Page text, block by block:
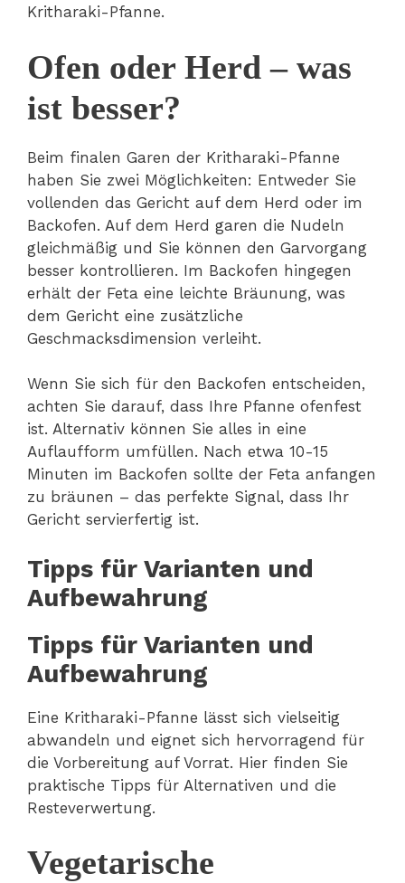
Kritharaki-Pfanne.
Ofen oder Herd – was
ist besser?
Beim finalen Garen der Kritharaki-Pfanne
haben Sie zwei Möglichkeiten: Entweder Sie
vollenden das Gericht auf dem Herd oder im
Backofen. Auf dem Herd garen die Nudeln
gleichmäßig und Sie können den Garvorgang
besser kontrollieren. Im Backofen hingegen
erhält der Feta eine leichte Bräunung, was
dem Gericht eine zusätzliche
Geschmacksdimension verleiht.
Wenn Sie sich für den Backofen entscheiden,
achten Sie darauf, dass Ihre Pfanne ofenfest
ist. Alternativ können Sie alles in eine
Auflaufform umfüllen. Nach etwa 10-15
Minuten im Backofen sollte der Feta anfangen
zu bräunen – das perfekte Signal, dass Ihr
Gericht servierfertig ist.
Tipps für Varianten und
Aufbewahrung
Tipps für Varianten und
Aufbewahrung
Eine Kritharaki-Pfanne lässt sich vielseitig
abwandeln und eignet sich hervorragend für
die Vorbereitung auf Vorrat. Hier finden Sie
praktische Tipps für Alternativen und die
Resteverwertung.
Vegetarische